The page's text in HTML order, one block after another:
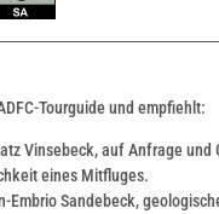
Tourguide und empfiehlt:
Vinsebeck, auf Anfrage und
eines Mitfluges.
Embrio Sandebeck,